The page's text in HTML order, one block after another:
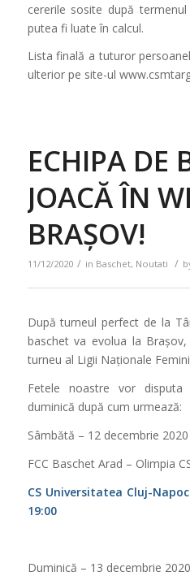
cererile sosite după
putea fi luate în calcul.
Lista finală a tuturor
ulterior pe site-ul
ECHIPA DE
JOACĂ ÎN
BRAȘOV!
11/12/2020 / in Baschet, Noutati /
După turneul perfect de la
baschet va evolua la
turneu al Ligii Naționale
Fetele noastre vor
duminică după cum urmează:
Sâmbătă – 12 decembrie
FCC Baschet Arad – Olimpia
CS Universitatea Cluj-
19:00
Duminică – 13 decembrie